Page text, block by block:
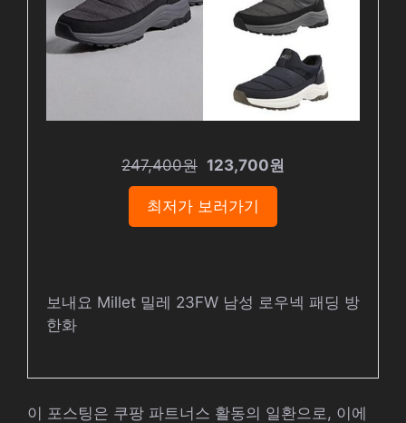
247,400원 123,700원
최저가 보러가기
보내요 Millet 밀레 23FW 남성 로우넥 패딩 방
한화
이 포스팅은 쿠팡 파트너스 활동의 일환으로, 이에